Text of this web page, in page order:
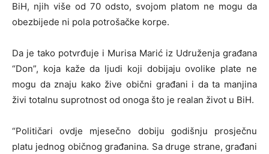
BiH, njih više od 70 odsto, svojom platom ne mogu da
obezbijede ni pola potrošačke korpe.
Da je tako potvrđuje i Murisa Marić iz Udruženja građana
“Don”, koja kaže da ljudi koji dobijaju ovolike plate ne
mogu da znaju kako žive obični građani i da ta manjina
živi totalnu suprotnost od onoga što je realan život u BiH.
“Političari ovdje mjesečno dobiju godišnju prosječnu
platu jednog običnog građanina. Sa druge strane, građani